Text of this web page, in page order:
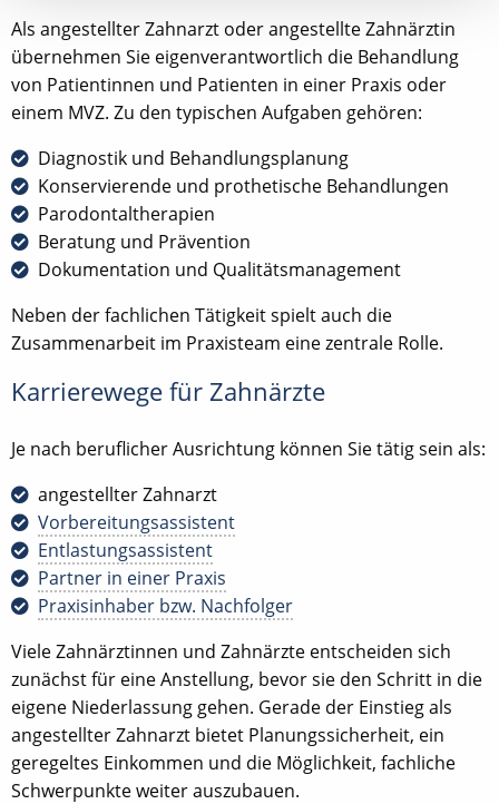
Als angestellter Zahnarzt oder angestellte Zahnärztin
übernehmen Sie eigenverantwortlich die Behandlung
von Patientinnen und Patienten in einer Praxis oder
einem MVZ. Zu den typischen Aufgaben gehören:
Diagnostik und Behandlungsplanung
Konservierende und prothetische Behandlungen
Parodontaltherapien
Beratung und Prävention
Dokumentation und Qualitätsmanagement
Neben der fachlichen Tätigkeit spielt auch die
Zusammenarbeit im Praxisteam eine zentrale Rolle.
Karrierewege für Zahnärzte
Je nach beruflicher Ausrichtung können Sie tätig sein als:
angestellter Zahnarzt
Vorbereitungsassistent
Entlastungsassistent
Partner in einer Praxis
Praxisinhaber bzw. Nachfolger
Viele Zahnärztinnen und Zahnärzte entscheiden sich
zunächst für eine Anstellung, bevor sie den Schritt in die
eigene Niederlassung gehen. Gerade der Einstieg als
angestellter Zahnarzt bietet Planungssicherheit, ein
geregeltes Einkommen und die Möglichkeit, fachliche
Schwerpunkte weiter auszubauen.